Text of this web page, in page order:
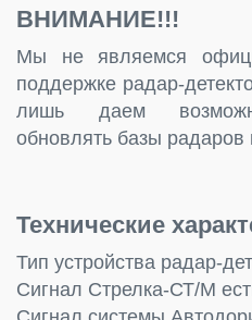
ВНИМАНИЕ!!!
Мы не являемся
поддержке радар-
лишь даем
обновлять базы радаров
Технические
Тип устройства радар-
Сигнал Стрелка-СТ/М